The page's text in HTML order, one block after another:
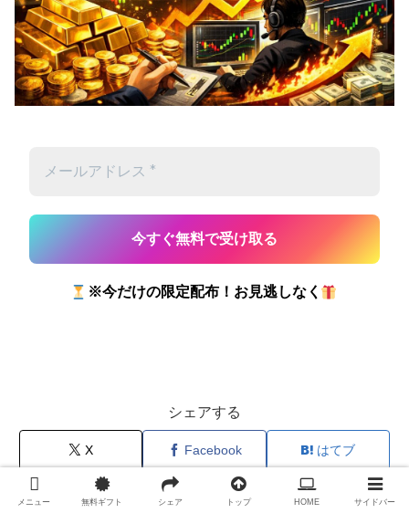
※今だけの限定配布！お見逃しなく
シェアする
X Facebook はてブ
メニュー 無料ギフト シェア トップ HOME サイドバー